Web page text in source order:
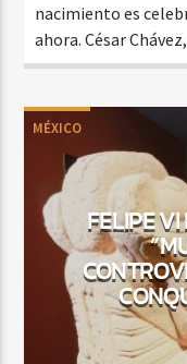
nacimiento es
ahora. César
MÉXICO
FELIPE